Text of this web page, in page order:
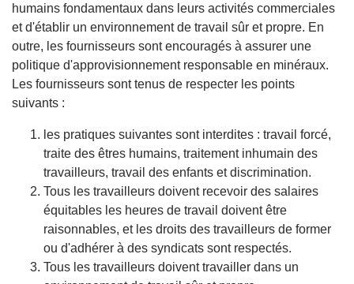
humains fondamentaux dans leurs activités commerciales
et d'établir un environnement de travail sûr et propre. En
outre, les fournisseurs sont encouragés à assurer une
politique d'approvisionnement responsable en minéraux.
Les fournisseurs sont tenus de respecter les points
suivants :
les pratiques suivantes sont interdites : travail forcé,
traite des êtres humains, traitement inhumain des
travailleurs, travail des enfants et discrimination.
Tous les travailleurs doivent recevoir des salaires
équitables les heures de travail doivent être
raisonnables, et les droits des travailleurs de former
ou d'adhérer à des syndicats sont respectés.
Tous les travailleurs doivent travailler dans un